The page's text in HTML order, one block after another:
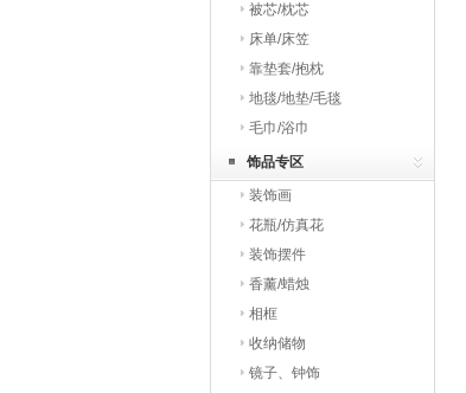
被芯/枕芯
床单/床笠
靠垫套/抱枕
地毯/地垫/毛毯
毛巾/浴巾
饰品专区
装饰画
花瓶/仿真花
装饰摆件
香薰/蜡烛
相框
收纳储物
镜子、钟饰